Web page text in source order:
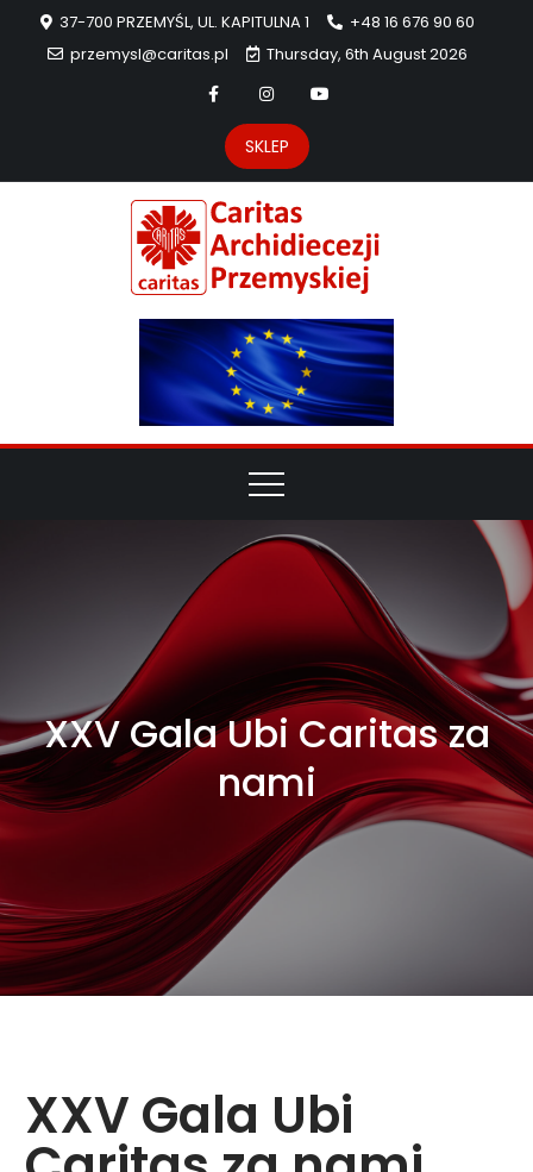
37-700 PRZEMYŚL, UL. KAPITULNA 1
+48 16 676 90 60
przemysl@caritas.pl
Thursday, 6th August 2026
SKLEP
XXV Gala Ubi Caritas za
nami
XXV Gala Ubi